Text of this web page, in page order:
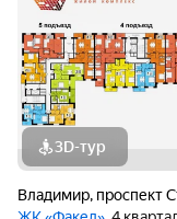
3D-тур
Владимир, проспект